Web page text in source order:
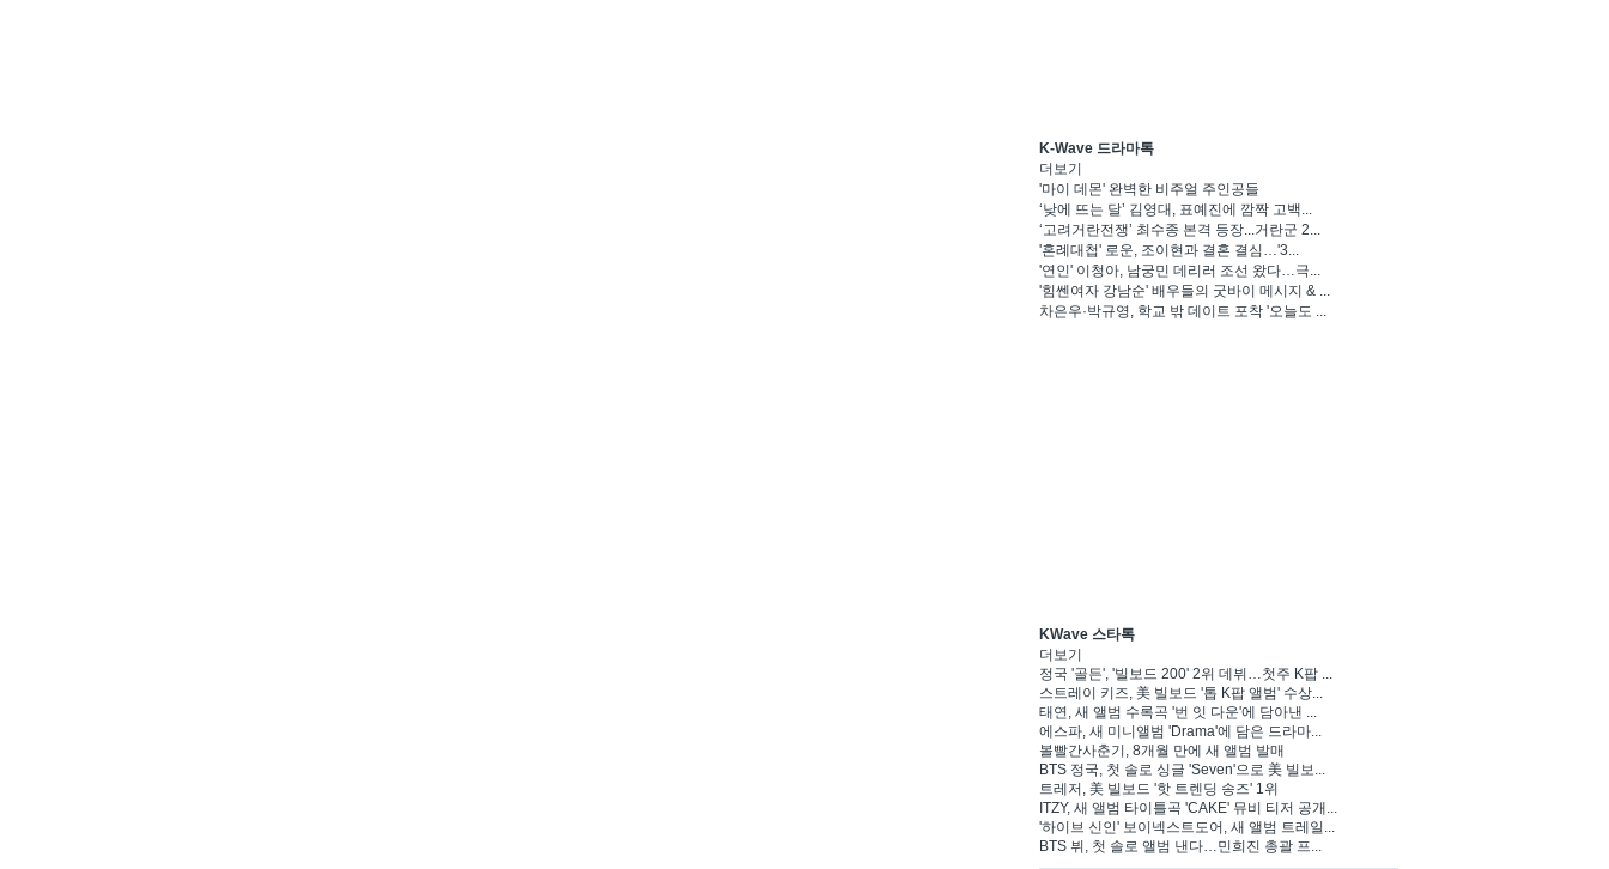
K-Wave 드라마톡
더보기
'마이 데몬' 완벽한 비주얼 주인공들
‘낮에 뜨는 달’ 김영대, 표예진에 깜짝 고백...
‘고려거란전쟁’ 최수종 본격 등장...거란군 2...
'혼례대첩' 로운, 조이현과 결혼 결심…'3...
'연인' 이청아, 남궁민 데리러 조선 왔다…극...
'힘쎈여자 강남순' 배우들의 굿바이 메시지 & ...
차은우·박규영, 학교 밖 데이트 포착 '오늘도 ...
KWave 스타톡
더보기
정국 '골든', '빌보드 200' 2위 데뷔…첫주 K팝 ...
스트레이 키즈, 美 빌보드 '톱 K팝 앨범' 수상...
태연, 새 앨범 수록곡 '번 잇 다운'에 담아낸 ...
에스파, 새 미니앨범 'Drama'에 담은 드라마...
볼빨간사춘기, 8개월 만에 새 앨범 발매
BTS 정국, 첫 솔로 싱글 'Seven'으로 美 빌보...
트레저, 美 빌보드 '핫 트렌딩 송즈' 1위
ITZY, 새 앨범 타이틀곡 'CAKE' 뮤비 티저 공개...
'하이브 신인' 보이넥스트도어, 새 앨범 트레일...
BTS 뷔, 첫 솔로 앨범 낸다…민희진 총괄 프...